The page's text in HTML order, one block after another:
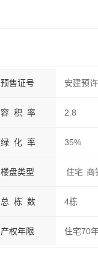
预售证号 安建预
容 积 率 2.8
绿 化 率 35%
楼盘类型 住宅 商
总 栋 数 4栋
产权年限 住宅70